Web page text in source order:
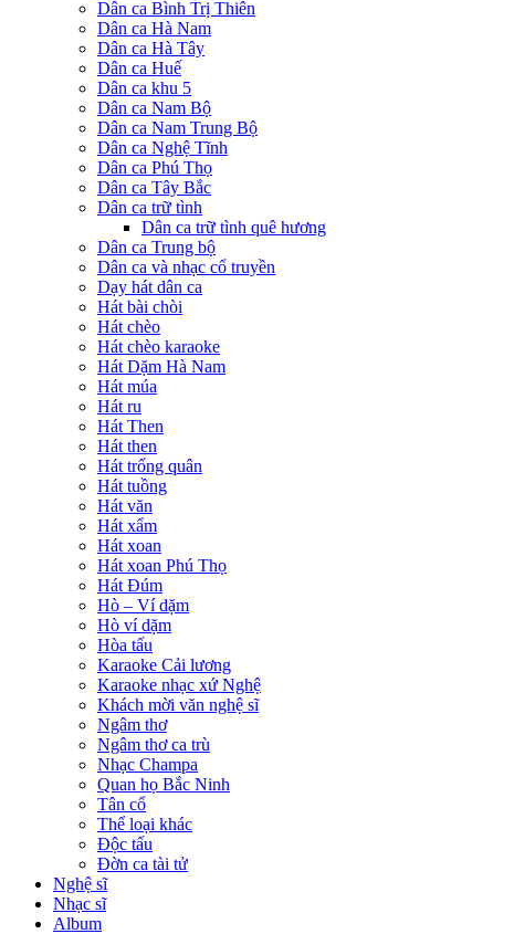
Dân ca Bình Trị Thiên
Dân ca Hà Nam
Dân ca Hà Tây
Dân ca Huế
Dân ca khu 5
Dân ca Nam Bộ
Dân ca Nam Trung Bộ
Dân ca Nghệ Tĩnh
Dân ca Phú Thọ
Dân ca Tây Bắc
Dân ca trữ tình
Dân ca trữ tình quê hương
Dân ca Trung bộ
Dân ca và nhạc cổ truyền
Dạy hát dân ca
Hát bài chòi
Hát chèo
Hát chèo karaoke
Hát Dặm Hà Nam
Hát múa
Hát ru
Hát Then
Hát then
Hát trống quân
Hát tuồng
Hát văn
Hát xẩm
Hát xoan
Hát xoan Phú Thọ
Hát Đúm
Hò – Ví dặm
Hò ví dặm
Hòa tấu
Karaoke Cải lương
Karaoke nhạc xứ Nghệ
Khách mời văn nghệ sĩ
Ngâm thơ
Ngâm thơ ca trù
Nhạc Champa
Quan họ Bắc Ninh
Tân cổ
Thể loại khác
Độc tấu
Đờn ca tài tử
Nghệ sĩ
Nhạc sĩ
Album